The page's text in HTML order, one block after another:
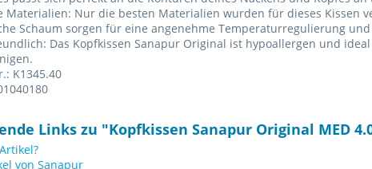
Materialien: Nur die besten Materialien wurden für dieses Kissen
Schaum sorgen für eine angenehme Temperaturregulierung
Das Kopfkissen Sanapur Original ist hypoallergen und
K1345.40
Links zu "Kopfkissen Sanapur Original MED
von Sanapur